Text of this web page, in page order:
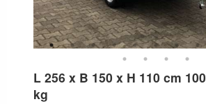
L 256 x B 150 x H 110 cm
kg